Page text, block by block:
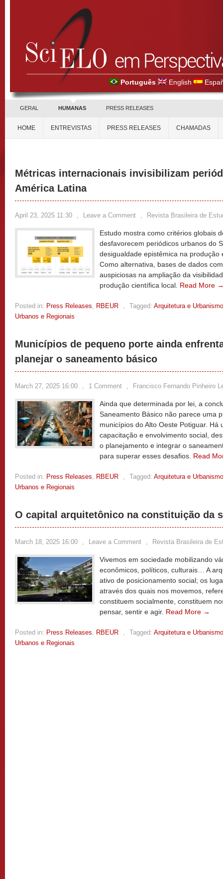
Português English
GERAL HUMANAS PRESS RELEASES
HOME ENTREVISTAS PRESS RELEASES CHAMADAS
Métricas internacionais invisibilizam
América Latina
April 23, 2025 11:30 , Leave a Comment , Revista Brasileira de
Estudo mostra como critérios globais
desfavorecem periódicos urbanos do
desigualdade epistêmica na produção
Como alternativa, bases de dados
auspiciosas na ampliação da
produção científica local. Read More
Posted in: Press Releases, RBEUR , Tagged: Arquitetura e Urbanismo
Urbanos e Regionais
Municípios de pequeno porte ainda
planejar o saneamento básico
March 27, 2025 16:00 , 1 Comment , Francisco Fernando Pinheiro
Ainda que determinada por lei, a
Saneamento Básico não parece uma
municípios do Alto Oeste Potiguar. Há
capacitação e envolvimento social,
o planejamento e integrar o
para superar esses desafios. Read
Posted in: Press Releases, RBEUR , Tagged: Arquitetura e Urbanismo
Urbanos e Regionais
O capital arquitetônico na constituição da
March 18, 2025 16:00 , Leave a Comment , Revista Brasileira de
Vivemos em sociedade mobilizando
econômicos, políticos, culturais… A
ativo de posicionamento social; os
através dos quais nos movemos,
constituem socialmente, constituem
pensar, sentir e agir. Read More →
Posted in: Press Releases, RBEUR , Tagged: Arquitetura e Urbanismo
Urbanos e Regionais